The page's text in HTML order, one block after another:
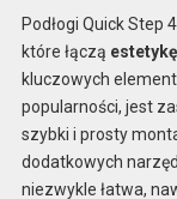
Podłogi Quick Step
które łączą estetykę
kluczowych
popularności, jest
szybki i prosty
dodatkowych
niezwykle łatwa,